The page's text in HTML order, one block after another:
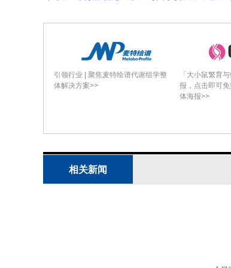
引领行业 | 聚焦麦特绘谱代谢组学整
体解决方案>>
「大小鼠繁育
报，点击即可
体海报>>
相关新闻